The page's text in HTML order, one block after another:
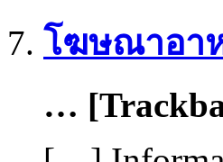
โฆษณาอา
…